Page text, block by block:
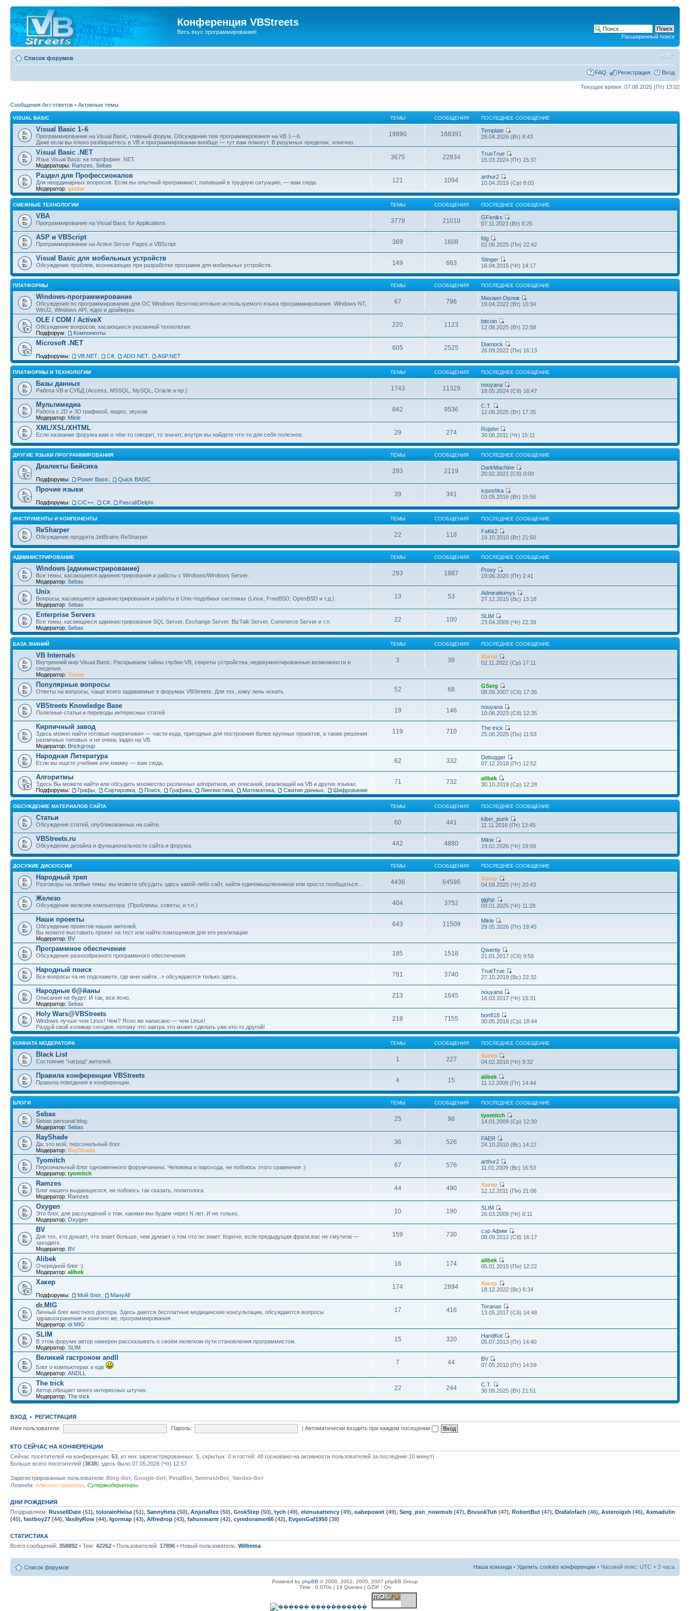
Конференция VBStreets
Весь вкус программирования!
Расширенный поиск
Список форумов
FAQ Регистрация Вход
Текущее время: 07.08.2026 (Пт) 13:02
Сообщения без ответов • Активные темы
VISUAL BASIC ТЕМЫ СООБЩЕНИЯ ПОСЛЕДНЕЕ СООБЩЕНИЕ
Visual Basic 1–6
Программирование на Visual Basic, главный форум. Обсуждение тем программирования на VB 1—6.
Даже если вы плохо разбираетесь в VB и программировании вообще — тут вам помогут. В разумных пределах, конечно.
19890 168391
Template
28.04.2026 (Вт) 8:43
Visual Basic .NET
Язык Visual Basic на платформе .NET.
Модераторы: Ramzes Sebas
3675 22834
TrueTrue
15.03.2024 (Пт) 15:37
Раздел для Профессионалов
Для неординарных вопросов. Если вы опытный программист, попавший в трудную ситуацию, — вам сюда.
Модератор: gaidar
121 1094
arthur2
10.04.2019 (Ср) 8:03
СМЕЖНЫЕ ТЕХНОЛОГИИ ТЕМЫ СООБЩЕНИЯ ПОСЛЕДНЕЕ СООБЩЕНИЕ
VBA
Программирование на Visual Basic for Applications 3778 21010
GFeniks
07.11.2023 (Вт) 8:25
ASP и VBScript
Программирование на Active Server Pages и VBScript. 369 1608
fdg
02.06.2025 (Пн) 22:42
Visual Basic для мобильных устройств
Обсуждение проблем, возникающих при разработке программ для мобильных устройств. 149 663
Stinger
16.04.2015 (Чт) 14:17
ПЛАТФОРМЫ ТЕМЫ СООБЩЕНИЯ ПОСЛЕДНЕЕ СООБЩЕНИЕ
Windows-программирование
Обсуждения по программированию для ОС Windows безотносительно используемого языка программирования. Windows NT,
Win32, Windows API, ядро и драйверы.
67 796
Михаил Орлов
19.04.2022 (Вт) 10:34
OLE / COM / ActiveX
Обсуждение вопросов, касающихся указанной технологии.
Подфорум:
Компоненты
220 1123
bitcoin
12.08.2025 (Вт) 22:58
Microsoft .NET
Подфорумы: VB.NET C# ADO.NET ASP.NET
605 2525
Diamock
26.09.2022 (Пн) 16:13
ПЛАТФОРМЫ И ТЕХНОЛОГИИ ТЕМЫ СООБЩЕНИЯ ПОСЛЕДНЕЕ СООБЩЕНИЕ
Базы данных
Работа VB и СУБД (Access, MSSQL, MySQL, Oracle и пр.) 1743 11329
nouyana
18.05.2024 (Сб) 16:47
Мультимедиа
Работа с 2D и 3D графикой, видео, звуком.
Модератор: Mikle
842 9536
С.Т.
12.08.2025 (Вт) 17:35
XML/XSL/XHTML
Если название форума вам о чём-то говорит, то значит, внутри вы найдете что-то для себя полезное. 29 274
Rojohn
30.06.2011 (Чт) 15:11
ДРУГИЕ ЯЗЫКИ ПРОГРАММИРОВАНИЯ ТЕМЫ СООБЩЕНИЯ ПОСЛЕДНЕЕ СООБЩЕНИЕ
Диалекты Бейсика
Подфорумы: Power Basic Quick BASIC
293 2119
DarkMachine
20.02.2021 (Сб) 0:00
Прочие языки
Подфорумы: С/С++ C# Pascal/Delphi
39 341
icposhka
03.05.2016 (Вт) 15:56
ИНСТРУМЕНТЫ И КОМПОНЕНТЫ ТЕМЫ СООБЩЕНИЯ ПОСЛЕДНЕЕ СООБЩЕНИЕ
ReSharper
Обсуждение продукта JetBrains ReSharper. 22 118
FaKk2
19.10.2010 (Вт) 21:50
АДМИНИСТРИРОВАНИЕ ТЕМЫ СООБЩЕНИЯ ПОСЛЕДНЕЕ СООБЩЕНИЕ
Windows (администрирование)
Все темы, касающиеся администрирования и работы с Windows/Windows Server.
Модератор: Sebas
293 1887
Proxy
19.06.2020 (Пт) 2:41
Unix
Вопросы, касающиеся администрирования и работы в Unix-подобных системах (Linux, FreeBSD, OpenBSD и т.д.).
Модератор: Sebas
13 53
Admiralisimys
27.12.2015 (Вс) 13:18
Enterprise Servers
Все темы, касающиеся администрирования SQL Server, Exchange Server, BizTalk Server, Commerce Server и т.п.
Модератор: Sebas
22 100
SLIM
23.04.2009 (Чт) 22:39
БАЗА ЗНАНИЙ ТЕМЫ СООБЩЕНИЯ ПОСЛЕДНЕЕ СООБЩЕНИЕ
VB Internals
Внутренний мир Visual Basic. Раскрываем тайны глубин VB, секреты устройства, недокументированные возможности и
сведения.
Модератор: Хакер
3 38
Хакер
02.11.2022 (Ср) 17:11
Популярные вопросы
Ответы на вопросы, чаще всего задаваемые в форумах VBStreets. Для тех, кому лень искать. 52 68
GSerg
08.09.2007 (Сб) 17:36
VBStreets Knowledge Base
Полезные статьи и переводы интересных статей 19 146
nouyana
10.06.2023 (Сб) 12:35
Кирпичный завод
Здесь можно найти готовые «кирпичики» — части кода, пригодные для построения более крупных проектов, а также решения
различных типовых и не очень задач на VB.
Модератор: Brickgroup
119 710
The trick
25.08.2025 (Пн) 11:53
Народная Литература
Если вы ищете учебник или книжку — вам сюда. 62 332
Debugger
07.12.2018 (Пт) 12:52
Алгоритмы
Здесь Вы можете найти или обсудить множество различных алгоритмов, их описаний, реализаций на VB и других языках.
Подфорумы:
Графы Сортировка Поиск Графика Лингвистика Математика Сжатие данных Шифрование
71 732
alibek
30.10.2019 (Ср) 12:28
ОБСУЖДЕНИЕ МАТЕРИАЛОВ САЙТА ТЕМЫ СООБЩЕНИЯ ПОСЛЕДНЕЕ СООБЩЕНИЕ
Статьи
Обсуждение статей, опубликованных на сайте. 60 441
kiber_punk
11.11.2016 (Пт) 13:45
VBStreets.ru
Обсуждение дизайна и функциональности сайта и форума. 442 4880
Mikle
19.02.2026 (Чт) 19:59
ДОСУЖИЕ ДИСКУССИИ ТЕМЫ СООБЩЕНИЯ ПОСЛЕДНЕЕ СООБЩЕНИЕ
Народный треп
Разговоры на любые темы: вы можете обсудить здесь какой-либо сайт, найти единомышленников или просто пообщаться... 4436 64596
Хакер
04.09.2025 (Чт) 20:43
Железо
Обсуждение железяк компьютера. (Проблемы, советы, и т.п.) 404 3752
gjghjc
09.01.2025 (Чт) 11:28
Наши проекты
Обсуждение проектов наших жителей.
Вы можете выставить проект на тест или найти помощников для его реализации.
Модератор: BV
643 11509
Mikle
29.05.2026 (Пт) 19:45
Программное обеспечение
Обсуждение разнообразного программного обеспечения. 185 1518
Qwertiy
21.01.2017 (Сб) 9:56
Народный поиск
Все вопросы «а не подскажете, где мне найти...» обсуждаются только здесь. 781 3740
TrueTrue
27.10.2019 (Вс) 22:32
Народные б@йаны
Описания не будет. И так, все ясно.
Модератор: Sebas
213 1645
nouyana
16.03.2017 (Чт) 15:31
Holy Wars@VBStreets
Windows лучше чем Linux! Чем? Ясно же написано — чем Linux!
Раздуй свой холивар сегодня, потому что завтра это может сделать уже кто-то другой!
218 7155
bon818
30.05.2018 (Ср) 18:44
КОМНАТА МОДЕРАТОРА ТЕМЫ СООБЩЕНИЯ ПОСЛЕДНЕЕ СООБЩЕНИЕ
Black List
Состояние "наград" жителей. 1 227
Хакер
04.02.2016 (Чт) 9:32
Правила конференции VBStreets
Правила поведения в конференции. 4 15
alibek
11.12.2009 (Пт) 14:44
БЛОГИ ТЕМЫ СООБЩЕНИЯ ПОСЛЕДНЕЕ СООБЩЕНИЕ
Sebas
Sebas personal blog.
Модератор: Sebas
25 98
tyomitch
14.01.2009 (Ср) 12:30
RayShade
Да, это мой, персональный блог.
Модератор: RayShade
36 526
FAER
24.10.2010 (Вс) 14:22
Tyomitch
Персональный блог одноименного форумчанина. Человека и парохода, не побоюсь этого сравнения :)
Модератор: tyomitch
67 576
arthur2
11.01.2009 (Вс) 16:53
Ramzes
Блог нашего выдающегося, не побоюсь так сказать, политолога.
Модератор: Ramzes
44 490
Хакер
12.12.2011 (Пн) 21:06
Oxygen
Это блог, для рассуждений о том, какими мы будем через N лет. И не только.
Модератор: Oxygen
10 190
SLIM
26.03.2009 (Чт) 0:11
BV
Для тех, кто думает, что знает больше, чем думает о том что он знает. Короче, если предыдущая фраза вас не смутила —
заходите.
Модератор: BV
159 730
сэр Афим
08.09.2012 (Сб) 16:17
Alibek
Очередной блог :)
Модератор: alibek
16 174
alibek
05.01.2015 (Пн) 12:22
Хакер
Подфорумы: Мой блог МануAll
174 2894
Хакер
18.12.2022 (Вс) 6:34
dr.MIG
Личный блог местного доктора. Здесь даются бесплатные медицинские консультации, обсуждаются вопросы
здравоохранения и конечно же, программирования.
Модератор: dr.MIG
17 416
Teranas
13.05.2017 (Сб) 14:48
SLIM
В этом форуме автор намерен рассказывать о своём нелегком пути становления программистом.
Модератор: SLIM
15 320
HandKot
05.07.2013 (Пт) 14:40
Великий гастроном andll
Блог о компьютерах и еде
Модератор: ANDLL
7 44
BV
07.05.2010 (Пт) 14:59
The trick
Автор обещает много интересных штучек.
Модератор: The trick
22 244
С.Т.
30.09.2025 (Вт) 21:51
ВХОД • РЕГИСТРАЦИЯ
Имя пользователя:
Пароль: |Автоматически входить при каждом посещении
КТО СЕЙЧАС НА КОНФЕРЕНЦИИ
Сейчас посетителей на конференции: 53 , из них зарегистрированных: 5, скрытых: 0 и гостей: 48 (основано на активности пользователей за последние 10 минут)
Больше всего посетителей (3638) здесь было 07.05.2026 (Чт) 12:57
Зарегистрированные пользователи: Bing-бот Google-бот PetalBot SemrushBot Yandex-бот
Легенда: Администраторы Супермодераторы
ДНИ РОЖДЕНИЯ
Поздравляем: RussellDate (51), tolorainHeisa (51), Sannyheta (50), AnjutaRex (50), GrokStep (50), tych (49), etenueattency (49), oabepowet (49), Serg_psn_nowmub (47), BrusokTuh (47), RobertBut (47), Drafalofach (46), Asteroigxh (46), Axmadulin
(45), fastboy27 (44), VasiliyRow (44), Igormap (43), Alfredrop (43), fahunmarm (42), cyredoramer66 (42), EvgenGaf1950 (38)
СТАТИСТИКА
Всего сообщений: 358892 • Тем: 42262 • Пользователей: 17896 • Новый пользователь: Williema
Список форумов Наша команда • Удалить cookies конференции • Часовой пояс: UTC + 3 часа
Powered by phpBB © 2000, 2002, 2005, 2007 phpBB Group
Time : 0.070s | 14 Queries | GZIP : On